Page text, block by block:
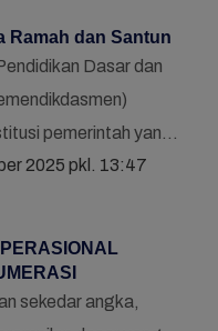
Ramah dan Santun
Dasar dan
pemerintah yang
konstitusi dan visi
2025 pkl. 13:47
sekedar angka,